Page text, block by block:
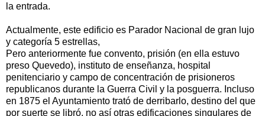
la entrada.
Actualmente, este edificio es Parador Nacional de gran lujo
y categoría 5 estrellas,
Pero anteriormente fue convento, prisión (en ella estuvo
preso Quevedo), instituto de enseñanza, hospital
penitenciario y campo de concentración de prisioneros
republicanos durante la Guerra Civil y la posguerra. Incluso
en 1875 el Ayuntamiento trató de derribarlo, destino del que
por suerte se libró, no así otras edificaciones singulares de